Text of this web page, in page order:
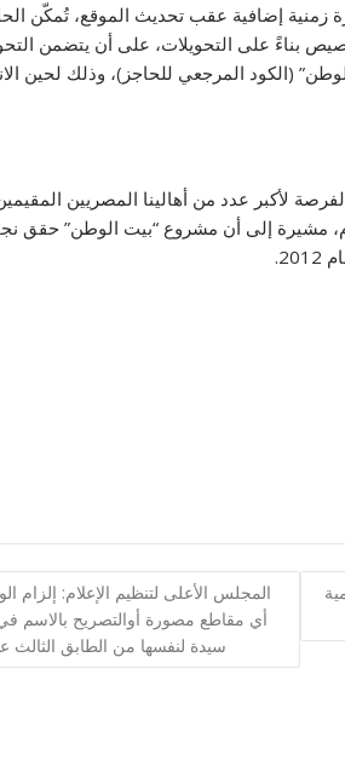
زمنية إضافية عقب تحديث الموقع، تُمكّن
بناءً على التحويلات، على أن يتضمن
(الكود المرجعي للحاجز)، وذلك لحين
لأكبر عدد من أهالينا المصريين
إلى أن مشروع “بيت الوطن” حقق
المجلس الأعلى لتنظيم الإعلام: إلزام
أي مقاطع مصورة أوالتصريح بالاسم في
سيدة لنفسها من الطابق الثالث